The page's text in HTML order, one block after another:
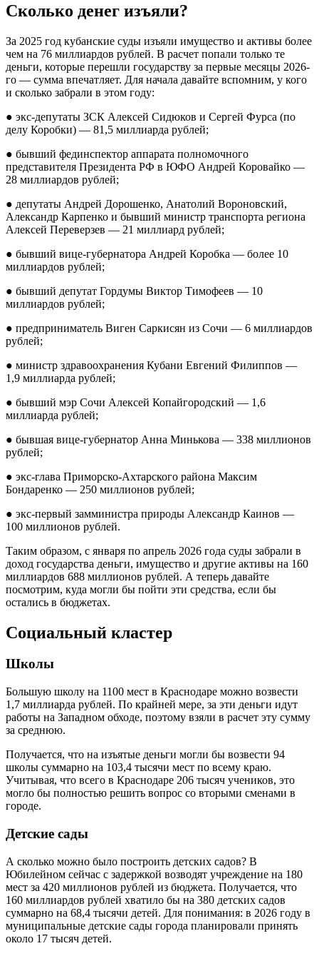
Сколько денег изъяли?
За 2025 год кубанские суды изъяли имущество и активы более
чем на 76 миллиардов рублей. В расчет попали только те
деньги, которые перешли государству за первые месяцы 2026-
го — сумма впечатляет. Для начала давайте вспомним, у кого
и сколько забрали в этом году:
● экс-депутаты ЗСК Алексей Сидюков и Сергей Фурса (по
делу Коробки) — 81,5 миллиарда рублей;
● бывший фединспектор аппарата полномочного
представителя Президента РФ в ЮФО Андрей Коровайко —
28 миллиардов рублей;
● депутаты Андрей Дорошенко, Анатолий Вороновский,
Александр Карпенко и бывший министр транспорта региона
Алексей Переверзев — 21 миллиард рублей;
● бывший вице-губернатора Андрей Коробка — более 10
миллиардов рублей;
● бывший депутат Гордумы Виктор Тимофеев — 10
миллиардов рублей;
● предприниматель Виген Саркисян из Сочи — 6 миллиардов
рублей;
● министр здравоохранения Кубани Евгений Филиппов —
1,9 миллиарда рублей;
● бывший мэр Сочи Алексей Копайгородский — 1,6
миллиарда рублей;
● бывшая вице-губернатор Анна Минькова — 338 миллионов
рублей;
● экс-глава Приморско-Ахтарского района Максим
Бондаренко — 250 миллионов рублей;
● экс-первый замминистра природы Александр Каинов —
100 миллионов рублей.
Таким образом, с января по апрель 2026 года суды забрали в
доход государства деньги, имущество и другие активы на 160
миллиардов 688 миллионов рублей. А теперь давайте
посмотрим, куда могли бы пойти эти средства, если бы
остались в бюджетах.
Социальный кластер
Школы
Большую школу на 1100 мест в Краснодаре можно возвести
1,7 миллиарда рублей. По крайней мере, за эти деньги идут
работы на Западном обходе, поэтому взяли в расчет эту сумму
за среднюю.
Получается, что на изъятые деньги могли бы возвести 94
школы суммарно на 103,4 тысячи мест по всему краю.
Учитывая, что всего в Краснодаре 206 тысяч учеников, это
могло бы полностью решить вопрос со вторыми сменами в
городе.
Детские сады
А сколько можно было построить детских садов? В
Юбилейном сейчас с задержкой возводят учреждение на 180
мест за 420 миллионов рублей из бюджета. Получается, что
160 миллиардов рублей хватило бы на 380 детских садов
суммарно на 68,4 тысячи детей. Для понимания: в 2026 году в
муниципальные детские сады города планировали принять
около 17 тысяч детей.